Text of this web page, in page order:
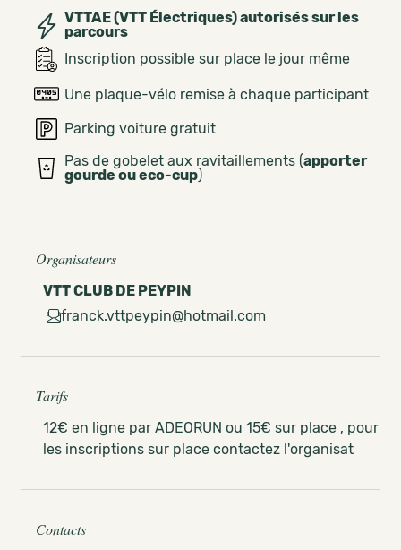
VTTAE (VTT Électriques) autorisés sur les
parcours
Inscription possible sur place le jour même
Une plaque-vélo remise à chaque participant
Parking voiture gratuit
Pas de gobelet aux ravitaillements (apporter
gourde ou eco-cup)
Organisateurs
VTT CLUB DE PEYPIN
franck.vttpeypin@hotmail.com
Tarifs
12€ en ligne par ADEORUN ou 15€ sur place , pour
les inscriptions sur place contactez l'organisat
Contacts